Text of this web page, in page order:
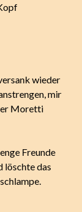
wieder
mir
Moretti
Freunde
löschte das